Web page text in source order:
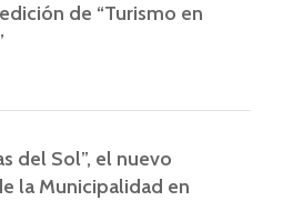
de “Turismo en
del Sol”, el nuevo
la Municipalidad en